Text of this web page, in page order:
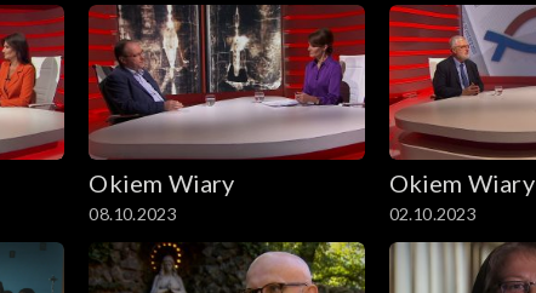
Okiem Wiary
08.10.2023
Okiem Wiary
02.10.2023